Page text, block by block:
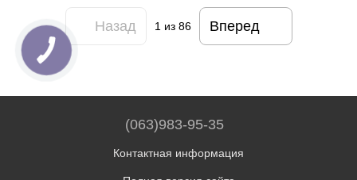
Назад 1 из 86 Вперед
(063)983-95-35
Контактная информация